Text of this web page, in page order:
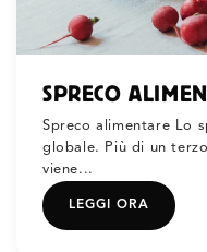
SPRECO
Spreco alimentare Lo
globale. Più di un
viene...
LEGGI ORA